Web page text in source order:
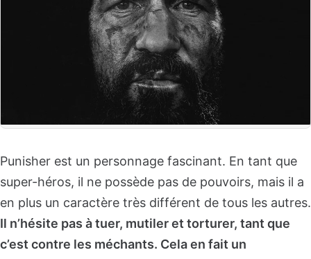
Punisher est un personnage fascinant. En tant que
super-héros, il ne possède pas de pouvoirs, mais il a
en plus un caractère très différent de tous les autres.
Il n’hésite pas à tuer, mutiler et torturer, tant que
c’est contre les méchants. Cela en fait un